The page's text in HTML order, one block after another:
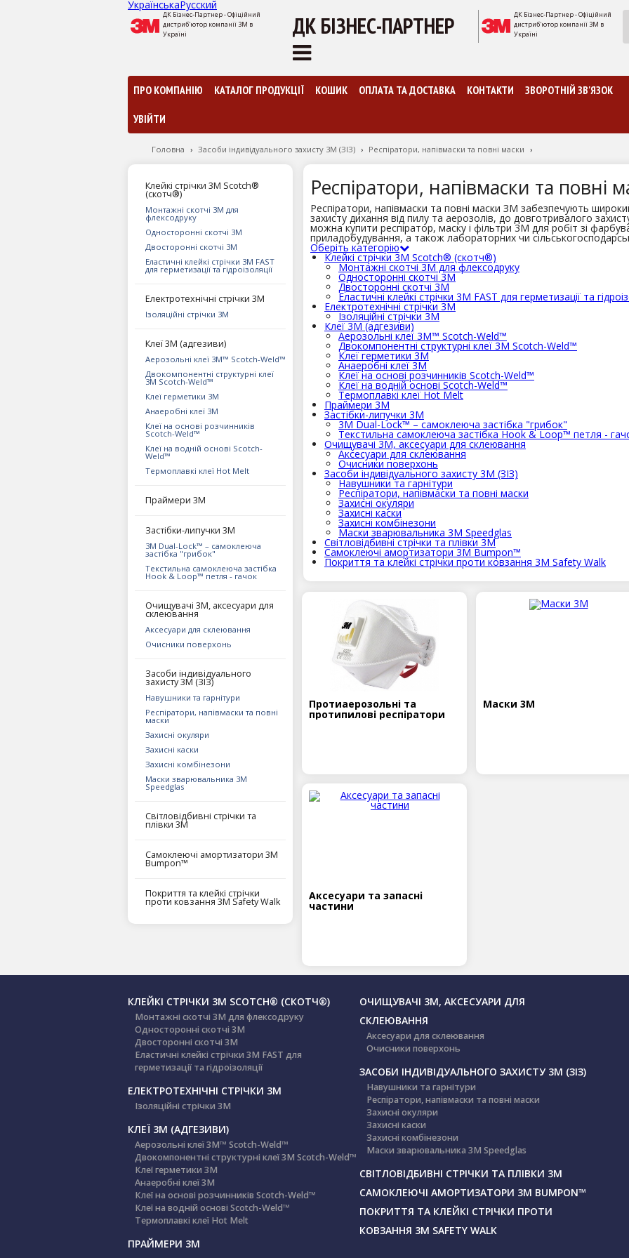
УкраїнськаРусский
ДК Бізнес-Партнер - Офіційний
дистриб'ютор компанії 3М в
Україні
ДК БІЗНЕС-ПАРТНЕР
ДК Бізнес-Партнер - Офіційний
дистриб'ютор компанії 3М в
Україні
ПРО КОМПАНІЮ КАТАЛОГ ПРОДУКЦІЇ КОШИК ОПЛАТА ТА ДОСТАВКА КОНТАКТИ ЗВОРОТНІЙ ЗВ'ЯЗОК
УВІЙТИ
Головна › Засоби індивідуального захисту 3M (ЗІЗ) › Респіратори, напівмаски та повні маски ›
Клейкі стрічки 3М Scotch®
(скотч®)
Монтажні скотчі 3М для
флексодруку
Односторонні скотчі 3М
Двосторонні скотчі 3М
Еластичні клейкі стрічки 3М FAST
для герметизації та гідроізоляції
Електротехнічні стрічки 3M
Ізоляційні стрічки 3М
Клеї 3М (адгезиви)
Аерозольні клеї 3M™ Scotch-Weld™
Двокомпонентні структурні клеї
3M Scotch-Weld™
Клеї герметики 3М
Анаеробні клеї 3М
Клеї на основі розчинників
Scotch-Weld™
Клеї на водній основі Scotch-
Weld™
Термоплавкі клеї Hot Melt
Праймери 3М
Застібки-липучки 3М
3M Dual-Lock™ – самоклеюча
застібка "грибок"
Текстильна самоклеюча застібка
Hook & Loop™ петля - гачок
Очищувачі 3М, аксесуари для
склеювання
Аксесуари для склеювання
Очисники поверхонь
Засоби індивідуального
захисту 3M (ЗІЗ)
Навушники та гарнітури
Респіратори, напівмаски та повні
маски
Захисні окуляри
Захисні каски
Захисні комбінезони
Маски зварювальника 3М
Speedglas
Світловідбивні стрічки та
плівки 3М
Самоклеючі амортизатори 3М
Bumpon™
Покриття та клейкі стрічки
проти ковзання 3М Safety Walk
Респіратори, напівмаски та повні
Респіратори, напівмаски та повні маски ЗМ забезпечують
захисту дихання від пилу та аерозолів, до довготривалого
можна купити респіратор, маску і фільтри 3М для робіт зі
приладобудування, а також лабораторних чи
Оберіть категорію
Клейкі стрічки 3М Scotch® (скотч®)
Монтажні скотчі 3М для флексодруку
Односторонні скотчі 3М
Двосторонні скотчі 3М
Еластичні клейкі стрічки 3М FAST для герметизації та
Електротехнічні стрічки 3M
Ізоляційні стрічки 3М
Клеї 3М (адгезиви)
Аерозольні клеї 3M™ Scotch-Weld™
Двокомпонентні структурні клеї 3M Scotch-Weld™
Клеї герметики 3М
Анаеробні клеї 3М
Клеї на основі розчинників Scotch-Weld™
Клеї на водній основі Scotch-Weld™
Термоплавкі клеї Hot Melt
Праймери 3М
Застібки-липучки 3М
3M Dual-Lock™ – самоклеюча застібка "грибок"
Текстильна самоклеюча застібка Hook & Loop™ петля -
Очищувачі 3М, аксесуари для склеювання
Аксесуари для склеювання
Очисники поверхонь
Засоби індивідуального захисту 3M (ЗІЗ)
Навушники та гарнітури
Респіратори, напівмаски та повні маски
Захисні окуляри
Захисні каски
Захисні комбінезони
Маски зварювальника 3М Speedglas
Світловідбивні стрічки та плівки 3М
Самоклеючі амортизатори 3М Bumpon™
Покриття та клейкі стрічки проти ковзання 3М Safety Walk
Протиаерозольні та
протипилові респіратори
Маски 3М
Аксесуари та запасні
частини
КЛЕЙКІ СТРІЧКИ 3М SCOTCH® (СКОТЧ®)
Монтажні скотчі 3М для флексодруку
Односторонні скотчі 3М
Двосторонні скотчі 3М
Еластичні клейкі стрічки 3М FAST для
герметизації та гідроізоляції
ЕЛЕКТРОТЕХНІЧНІ СТРІЧКИ 3M
Ізоляційні стрічки 3М
КЛЕЇ 3М (АДГЕЗИВИ)
Аерозольні клеї 3M™ Scotch-Weld™
Двокомпонентні структурні клеї 3M Scotch-Weld™
Клеї герметики 3М
Анаеробні клеї 3М
Клеї на основі розчинників Scotch-Weld™
Клеї на водній основі Scotch-Weld™
Термоплавкі клеї Hot Melt
ПРАЙМЕРИ 3М
ОЧИЩУВАЧІ 3М, АКСЕСУАРИ ДЛЯ
СКЛЕЮВАННЯ
Аксесуари для склеювання
Очисники поверхонь
ЗАСОБИ ІНДИВІДУАЛЬНОГО ЗАХИСТУ 3M (ЗІЗ)
Навушники та гарнітури
Респіратори, напівмаски та повні маски
Захисні окуляри
Захисні каски
Захисні комбінезони
Маски зварювальника 3М Speedglas
СВІТЛОВІДБИВНІ СТРІЧКИ ТА ПЛІВКИ 3М
САМОКЛЕЮЧІ АМОРТИЗАТОРИ 3М BUMPON™
ПОКРИТТЯ ТА КЛЕЙКІ СТРІЧКИ ПРОТИ
КОВЗАННЯ 3М SAFETY WALK